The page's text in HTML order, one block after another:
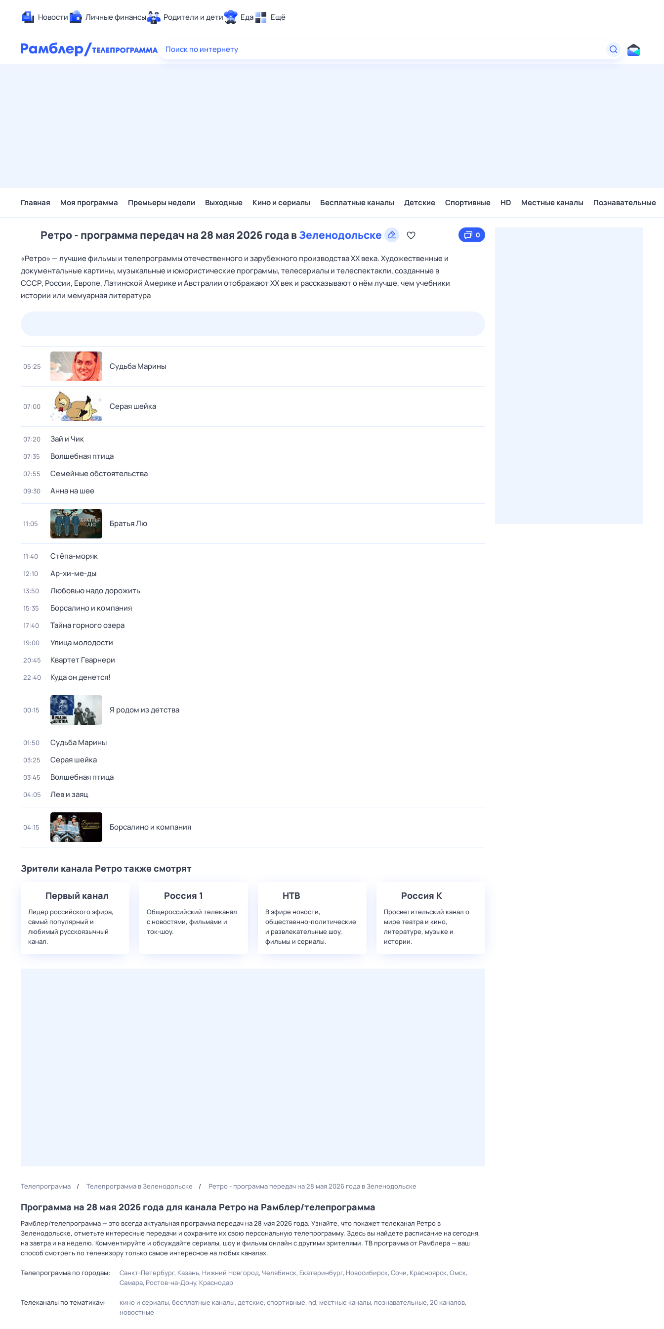
Новости Личные финансы Родители и дети Еда Ещё
Здоровье
Поиск по интернету
Главная Моя программа Премьеры недели Выходные Кино и сериалы Бесплатные каналы Детские Спортивные HD Местные каналы Познавательные
Ретро - программа передач на 28 мая 2026 года вЗеленодольске 0
«Ретро» — лучшие фильмы и телепрограммы отечественного и зарубежного производства XX века. Художественные и
документальные картины, музыкальные и юмористические программы, телесериалы и телеспектакли, созданные в
СССР, России, Европе, Латинской Америке и Австралии отображают XX век и рассказывают о нём лучше, чем учебники
истории или мемуарная литература
05:25 Судьба Марины
07:00 Серая шейка
07:20 Зай и Чик
07:35 Волшебная птица
07:55 Семейные обстоятельства
09:30 Анна на шее
11:05 Братья Лю
11:40 Стёпа-моряк
12:10 Ар-хи-ме-ды
13:50 Любовью надо дорожить
15:35 Борсалино и компания
17:40 Тайна горного озера
19:00 Улица молодости
20:45 Квартет Гварнери
22:40 Куда он денется!
00:15 Я родом из детства
01:50 Судьба Марины
03:25 Серая шейка
03:45 Волшебная птица
04:05 Лев и заяц
04:15 Борсалино и компания
Зрители канала Ретро также смотрят
Первый канал
Лидер российского эфира,
самый популярный и
любимый русскоязычный
канал.
Россия 1
Общероссийский телеканал
с новостями, фильмами и
ток-шоу.
НТВ
В эфире новости,
общественно-политические
и развлекательные шоу,
фильмы и сериалы.
Россия К
Просветительский канал о
мире театра и кино,
литературе, музыке и
истории.
Телепрограмма Телепрограмма в Зеленодольске Ретро - программа передач на 28 мая 2026 года в Зеленодольске
Программа на 28 мая 2026 года для канала Ретро на Рамблер/телепрограмма
Рамблер/телепрограмма — это всегда актуальная программа передач на 28 мая 2026 года. Узнайте, что покажет телеканал Ретро в
Зеленодольске, отметьте интересные передачи и сохраните их свою персональную телепрограмму. Здесь вы найдете расписание на сегодня,
на завтра и на неделю. Комментируйте и обсуждайте сериалы, шоу и фильмы онлайн с другими зрителями. ТВ программа от Рамблера — ваш
способ смотреть по телевизору только самое интересное на любых каналах.
Телепрограмма по городам: Санкт-Петербург Казань Нижний Новгород Челябинск Екатеринбург Новосибирск Сочи Красноярск Омск
Самара Ростов-на-Дону Краснодар
Телеканалы по тематикам: кино и сериалы бесплатные каналы детские спортивные hd местные каналы познавательные 20 каналов
новостные